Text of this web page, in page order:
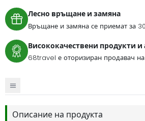
Лесно връщане и замяна
Връщане и замяна се приемат за
Висококачествени продукти и
68travel е оторизиран продавач
Описание на продукта